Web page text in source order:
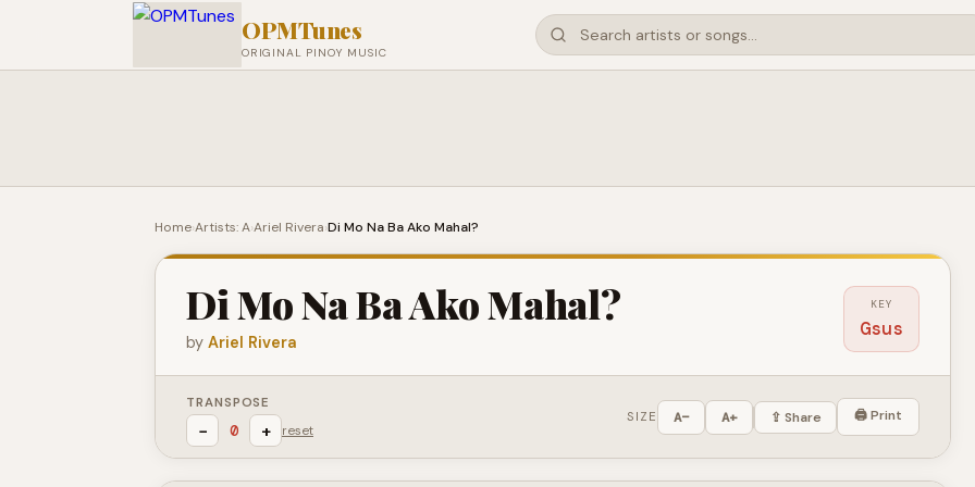
OPMTunes
ORIGINAL PINOY MUSIC
Home›Artists: A›Ariel Rivera›Di Mo Na Ba Ako Mahal?
Di Mo Na Ba Ako Mahal?
by Ariel Rivera
KEY
Gsus
TRANSPOSE
− 0 + reset
SIZE A− A+ ⇪ Share 🖨 Print